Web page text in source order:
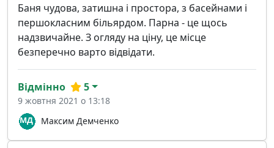
Баня чудова, затишна і простора, з басейнами і
першокласним більярдом. Парна - це щось
надзвичайне. З огляду на ціну, це місце
безперечно варто відвідати.
Максим Демченко
Відмінно 5
9 жовтня 2021 о 13:18